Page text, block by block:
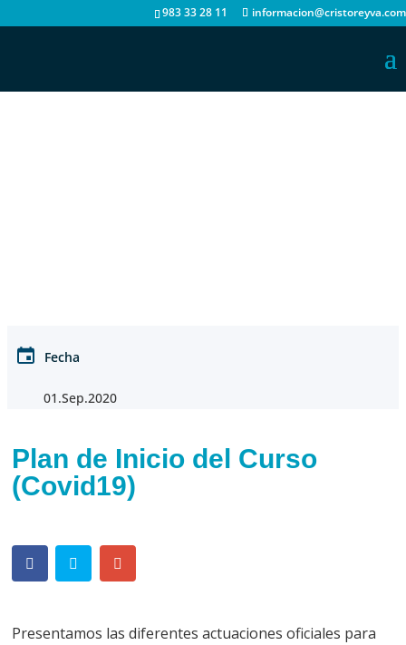
983 33 28 11 informacion@cristoreyva.com
Fecha
01.Sep.2020
Plan de Inicio del Curso
(Covid19)
Presentamos las diferentes actuaciones oficiales para